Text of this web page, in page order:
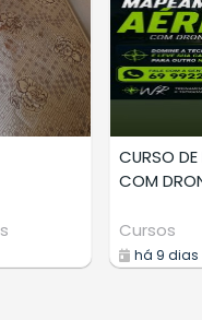
CURSO DE
COM DRONE
há 9 dias